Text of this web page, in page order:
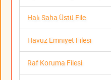
Halı Saha Üstü File
Havuz Emniyet Filesi
Raf Koruma Filesi